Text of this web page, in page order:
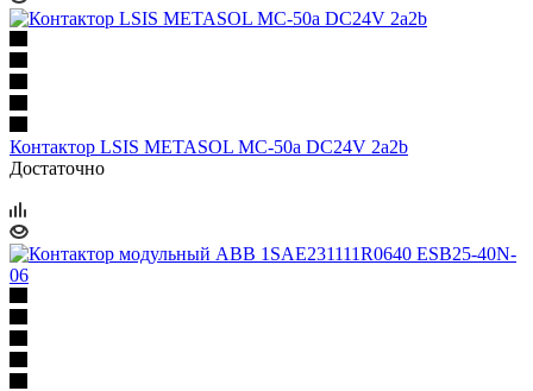
Контактор LSIS METASOL MC-50a DC24V 2a2b
Достаточно